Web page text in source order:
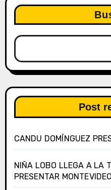
Post
CANDU DOMÍNGUEZ
NIÑA LOBO LLEGA A LA
PRESENTAR